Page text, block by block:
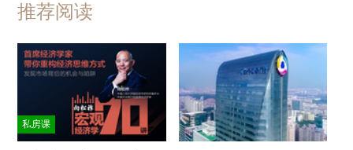
推荐阅读
私房课